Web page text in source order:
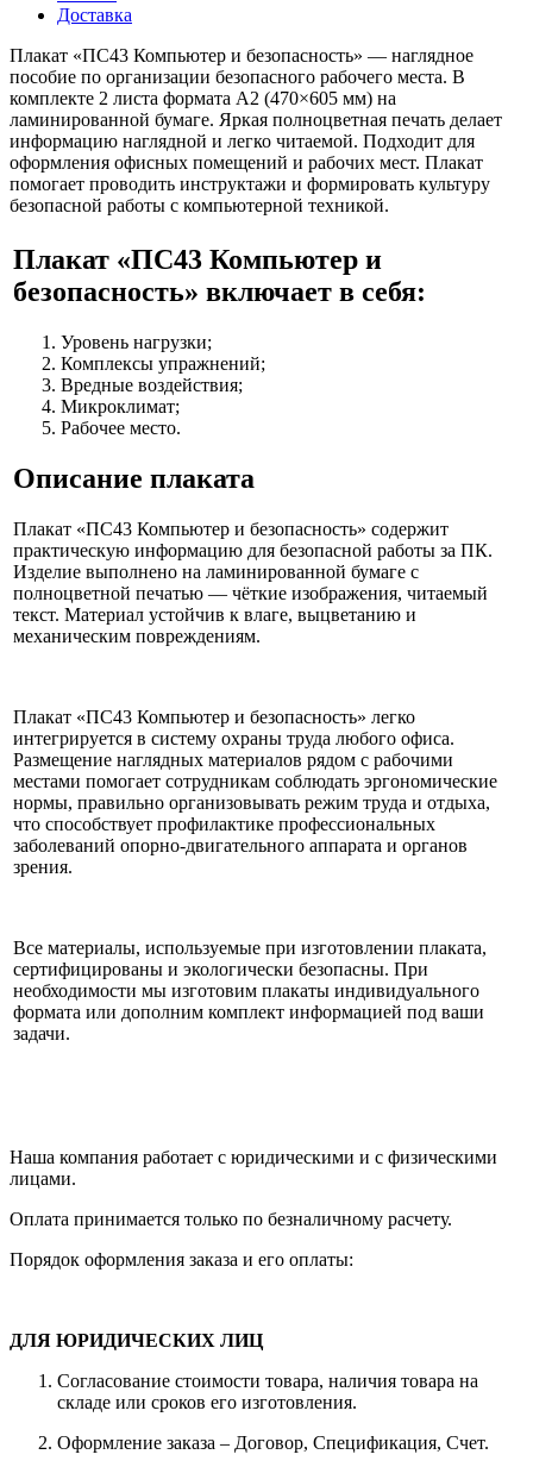
Доставка
Плакат «ПС43 Компьютер и безопасность» — наглядное
пособие по организации безопасного рабочего места. В
комплекте 2 листа формата A2 (470×605 мм) на
ламинированной бумаге. Яркая полноцветная печать делает
информацию наглядной и легко читаемой. Подходит для
оформления офисных помещений и рабочих мест. Плакат
помогает проводить инструктажи и формировать культуру
безопасной работы с компьютерной техникой.
Плакат «ПС43 Компьютер и
безопасность» включает в себя:
Уровень нагрузки;
Комплексы упражнений;
Вредные воздействия;
Микроклимат;
Рабочее место.
Описание плаката
Плакат «ПС43 Компьютер и безопасность» содержит
практическую информацию для безопасной работы за ПК.
Изделие выполнено на ламинированной бумаге с
полноцветной печатью — чёткие изображения, читаемый
текст. Материал устойчив к влаге, выцветанию и
механическим повреждениям.
Плакат «ПС43 Компьютер и безопасность» легко
интегрируется в систему охраны труда любого офиса.
Размещение наглядных материалов рядом с рабочими
местами помогает сотрудникам соблюдать эргономические
нормы, правильно организовывать режим труда и отдыха,
что способствует профилактике профессиональных
заболеваний опорно-двигательного аппарата и органов
зрения.
Все материалы, используемые при изготовлении плаката,
сертифицированы и экологически безопасны. При
необходимости мы изготовим плакаты индивидуального
формата или дополним комплект информацией под ваши
задачи.
Наша компания работает с юридическими и с физическими
лицами.
Оплата принимается только по безналичному расчету.
Порядок оформления заказа и его оплаты:
ДЛЯ ЮРИДИЧЕСКИХ ЛИЦ
Согласование стоимости товара, наличия товара на
складе или сроков его изготовления.
Оформление заказа – Договор, Спецификация, Счет.